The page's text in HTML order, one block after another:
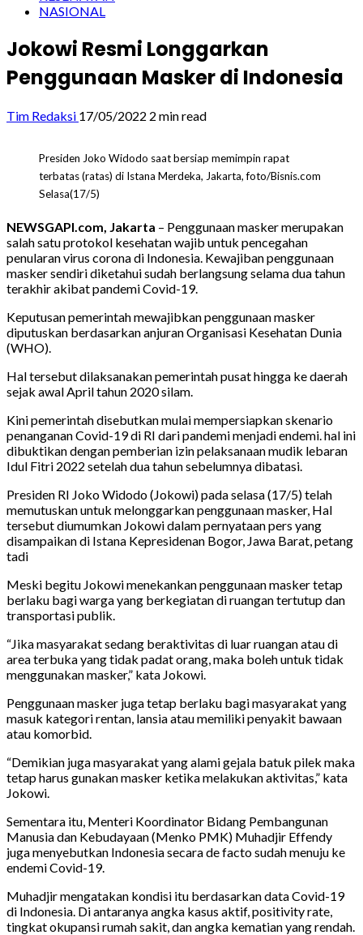
NASIONAL
Jokowi Resmi Longgarkan
Penggunaan Masker di Indonesia
Tim Redaksi 17/05/2022 2 min read
Presiden Joko Widodo saat bersiap memimpin rapat
terbatas (ratas) di Istana Merdeka, Jakarta, foto/Bisnis.com
Selasa(17/5)
NEWSGAPI.com, Jakarta – Penggunaan masker merupakan
salah satu protokol kesehatan wajib untuk pencegahan
penularan virus corona di Indonesia. Kewajiban penggunaan
masker sendiri diketahui sudah berlangsung selama dua tahun
terakhir akibat pandemi Covid-19.
Keputusan pemerintah mewajibkan penggunaan masker
diputuskan berdasarkan anjuran Organisasi Kesehatan Dunia
(WHO).
Hal tersebut dilaksanakan pemerintah pusat hingga ke daerah
sejak awal April tahun 2020 silam.
Kini pemerintah disebutkan mulai mempersiapkan skenario
penanganan Covid-19 di RI dari pandemi menjadi endemi. hal ini
dibuktikan dengan pemberian izin pelaksanaan mudik lebaran
Idul Fitri 2022 setelah dua tahun sebelumnya dibatasi.
Presiden RI Joko Widodo (Jokowi) pada selasa (17/5) telah
memutuskan untuk melonggarkan penggunaan masker, Hal
tersebut diumumkan Jokowi dalam pernyataan pers yang
disampaikan di Istana Kepresidenan Bogor, Jawa Barat, petang
tadi
Meski begitu Jokowi menekankan penggunaan masker tetap
berlaku bagi warga yang berkegiatan di ruangan tertutup dan
transportasi publik.
“Jika masyarakat sedang beraktivitas di luar ruangan atau di
area terbuka yang tidak padat orang, maka boleh untuk tidak
menggunakan masker,” kata Jokowi.
Penggunaan masker juga tetap berlaku bagi masyarakat yang
masuk kategori rentan, lansia atau memiliki penyakit bawaan
atau komorbid.
“Demikian juga masyarakat yang alami gejala batuk pilek maka
tetap harus gunakan masker ketika melakukan aktivitas,” kata
Jokowi.
Sementara itu, Menteri Koordinator Bidang Pembangunan
Manusia dan Kebudayaan (Menko PMK) Muhadjir Effendy
juga menyebutkan Indonesia secara de facto sudah menuju ke
endemi Covid-19.
Muhadjir mengatakan kondisi itu berdasarkan data Covid-19
di Indonesia. Di antaranya angka kasus aktif, positivity rate,
tingkat okupansi rumah sakit, dan angka kematian yang rendah.